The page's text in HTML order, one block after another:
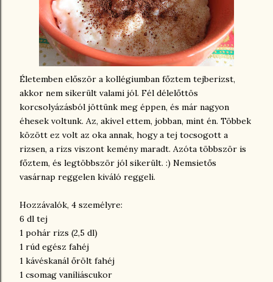
Életemben először a kollégiumban főztem tejberizst,
akkor nem sikerült valami jól. Fél délelőttös
korcsolyázásból jöttünk meg éppen, és már nagyon
éhesek voltunk. Az, akivel ettem, jobban, mint én. Többek
között ez volt az oka annak, hogy a tej tocsogott a
rizsen, a rizs viszont kemény maradt. Azóta többször is
főztem, és legtöbbször jól sikerült. :) Nemsietős
vasárnap reggelen kiváló reggeli.
Hozzávalók, 4 személyre:
6 dl tej
1 pohár rizs (2,5 dl)
1 rúd egész fahéj
1 kávéskanál őrölt fahéj
1 csomag vaníliáscukor